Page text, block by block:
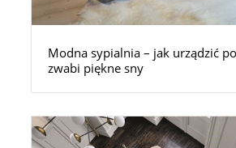
Modna sypialnia – jak urządzić
zwabi piękne sny